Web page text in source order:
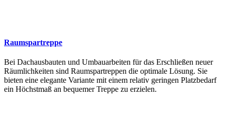
Raumspartreppe
Bei Dachausbauten und Umbauarbeiten für das Erschließen neuer
Räumlichkeiten sind Raumspartreppen die optimale Lösung. Sie
bieten eine elegante Variante mit einem relativ geringen Platzbedarf
ein Höchstmaß an bequemer Treppe zu erzielen.